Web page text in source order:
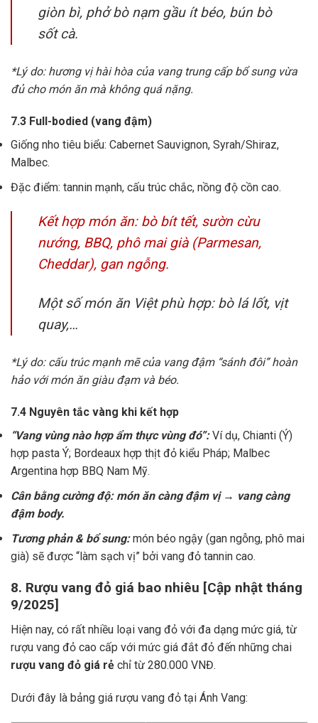
giòn bì, phở bò nạm gầu ít béo, bún bò
sốt cà.
*Lý do: hương vị hài hòa của vang trung cấp bổ sung vừa
đủ cho món ăn mà không quá nặng.
7.3 Full-bodied (vang đậm)
Giống nho tiêu biểu: Cabernet Sauvignon, Syrah/Shiraz,
Malbec.
Đặc điểm: tannin mạnh, cấu trúc chắc, nồng độ cồn cao.
Kết hợp món ăn: bò bít tết, sườn cừu
nướng, BBQ, phô mai già (Parmesan,
Cheddar), gan ngỗng.
Một số món ăn Việt phù hợp: bò lá lốt, vịt
quay,…
*Lý do: cấu trúc mạnh mẽ của vang đậm “sánh đôi” hoàn
hảo với món ăn giàu đạm và béo.
7.4 Nguyên tắc vàng khi kết hợp
“Vang vùng nào hợp ẩm thực vùng đó”:Ví dụ, Chianti (Ý)
hợp pasta Ý; Bordeaux hợp thịt đỏ kiểu Pháp; Malbec
Argentina hợp BBQ Nam Mỹ.
Cân bằng cường độ: món ăn càng đậm vị → vang càng
đậm body.
Tương phản & bổ sung:món béo ngậy (gan ngỗng, phô mai
già) sẽ được “làm sạch vị” bởi vang đỏ tannin cao.
8. Rượu vang đỏ giá bao nhiêu [Cập nhật tháng
9/2025]
Hiện nay, có rất nhiều loại vang đỏ với đa dạng mức giá, từ
rượu vang đỏ cao cấp với mức giá đắt đỏ đến những chai
rượu vang đỏ giá rẻ chỉ từ 280.000 VNĐ.
Dưới đây là bảng giá rượu vang đỏ tại Ánh Vang: